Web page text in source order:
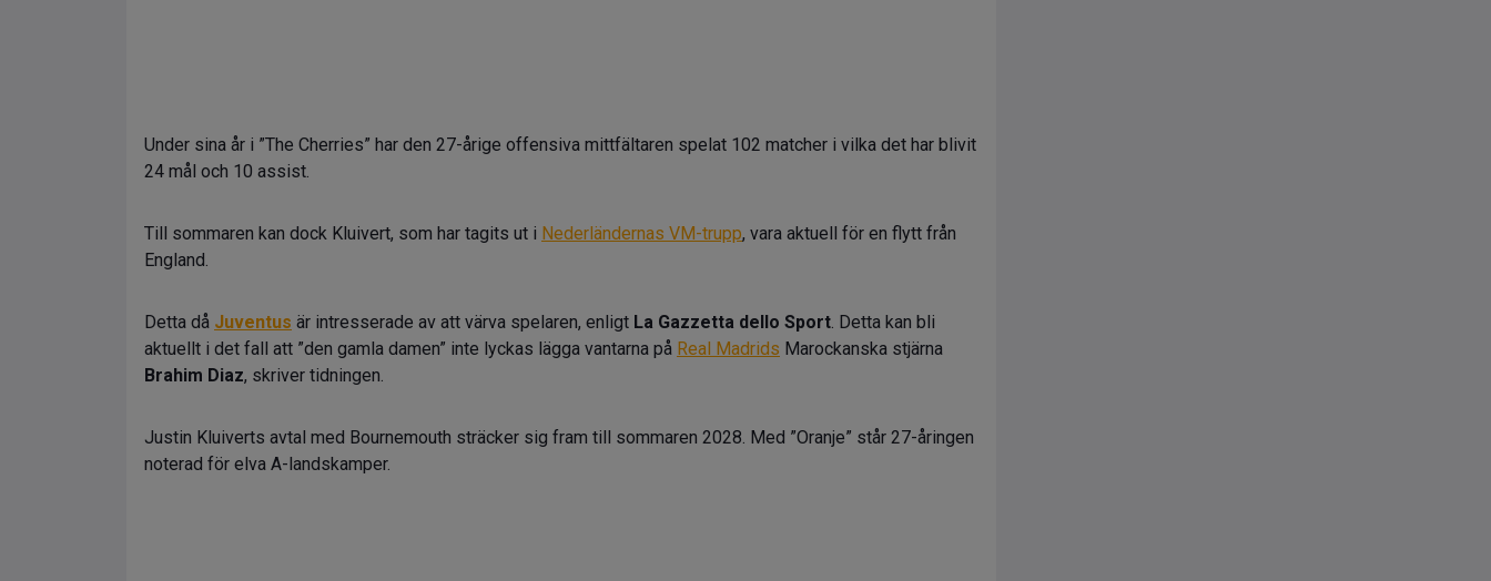
Under sina år i ”The Cherries” har den 27-årige offensiva mittfältaren spelat 102 matcher i vilka det har blivit
24 mål och 10 assist.
Till sommaren kan dock Kluivert, som har tagits ut i Nederländernas VM-trupp, vara aktuell för en flytt från
England.
Detta då Juventus är intresserade av att värva spelaren, enligt La Gazzetta dello Sport. Detta kan bli
aktuellt i det fall att ”den gamla damen” inte lyckas lägga vantarna på Real Madrids Marockanska stjärna
Brahim Diaz, skriver tidningen.
Justin Kluiverts avtal med Bournemouth sträcker sig fram till sommaren 2028. Med ”Oranje” står 27-åringen
noterad för elva A-landskamper.